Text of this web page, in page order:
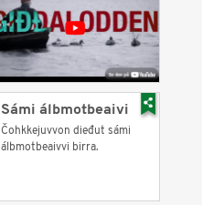
Sámi álbmotbeaivi
Čohkkejuvvon dieđut sámi
álbmotbeaivvi birra.